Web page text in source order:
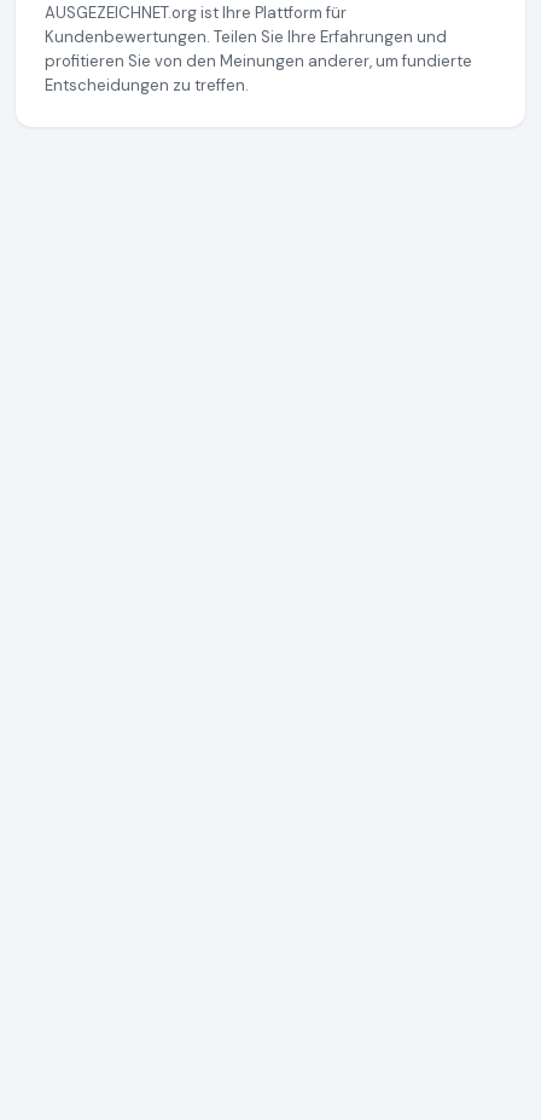
AUSGEZEICHNET.org ist Ihre Plattform für
Kundenbewertungen. Teilen Sie Ihre Erfahrungen und
profitieren Sie von den Meinungen anderer, um fundierte
Entscheidungen zu treffen.